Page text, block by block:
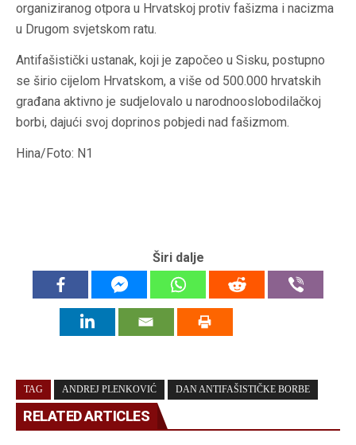
organiziranog otpora u Hrvatskoj protiv fašizma i nacizma
u Drugom svjetskom ratu.
Antifašistički ustanak, koji je započeo u Sisku, postupno
se širio cijelom Hrvatskom, a više od 500.000 hrvatskih
građana aktivno je sudjelovalo u narodnooslobodilačkoj
borbi, dajući svoj doprinos pobjedi nad fašizmom.
Hina/Foto: N1
Širi dalje
TAG ANDREJ PLENKOVIĆ DAN ANTIFAŠISTIČKE BORBE
RELATED ARTICLES